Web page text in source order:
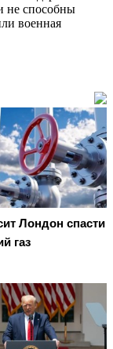
не способны
военная
Лондон спасти
газ